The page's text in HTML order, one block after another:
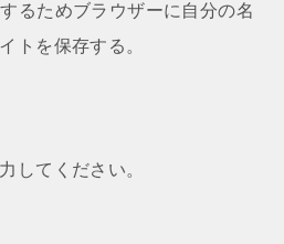
るためブラウザーに自分の名
トを保存する。
してください。